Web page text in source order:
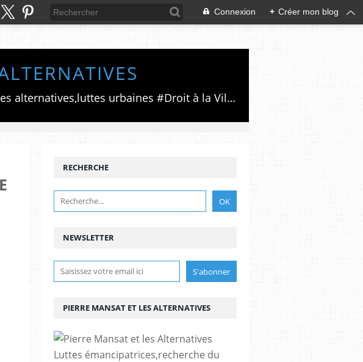
Connexion + Créer mon blog
Luttes émancipatrices,recherche du forum politico/social pour des alternatives,luttes urbaines #Droit à la Ville", #Paris #GrandParis,enjeux de la métropolisation,accès aux Archives publiques par Pierre Mansat,auteur‼️Ma vie rouge. Meutre au Grand Paris‼️[PUG]Association Josette & Maurice #Audin>bénevole Secours Populaire>Comité Laghouat-France>#Mumia #INTA
NEWSLETTER
RECHERCHE
PIERRE MANSAT ET LES ALTERNATIVES
Luttes émancipatrices,recherche du